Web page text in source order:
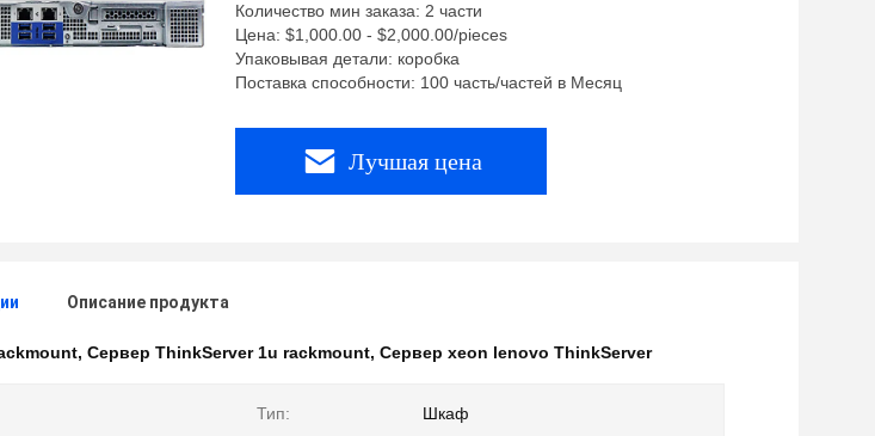
Количество мин заказа: 2 части
Цена: $1,000.00 - $2,000.00/pieces
Упаковывая детали: коробка
Поставка способности: 100 часть/частей в Месяц
Лучшая цена
Описание продукта
, Сервер ThinkServer 1u rackmount, Сервер xeon lenovo ThinkServer
Тип: Шкаф